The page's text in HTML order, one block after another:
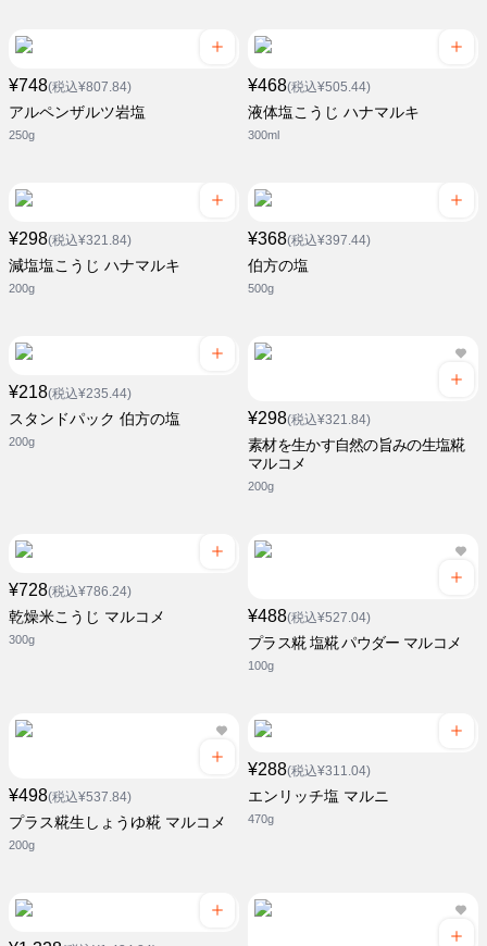
¥748(税込¥807.84)
アルペンザルツ岩塩
250g
¥468(税込¥505.44)
液体塩こうじ ハナマルキ
300ml
¥298(税込¥321.84)
減塩塩こうじ ハナマルキ
200g
¥368(税込¥397.44)
伯方の塩
500g
¥218(税込¥235.44)
スタンドパック 伯方の塩
200g
¥298(税込¥321.84)
素材を生かす自然の旨みの生塩糀
マルコメ
200g
¥728(税込¥786.24)
乾燥米こうじ マルコメ
300g
¥488(税込¥527.04)
プラス糀 塩糀 パウダー マルコメ
100g
¥498(税込¥537.84)
プラス糀生しょうゆ糀 マルコメ
200g
¥288(税込¥311.04)
エンリッチ塩 マルニ
470g